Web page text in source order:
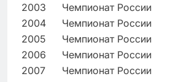
2003
Чемпионат России
2004
Чемпионат России
2005
Чемпионат России
2006
Чемпионат России
2007
Чемпионат России